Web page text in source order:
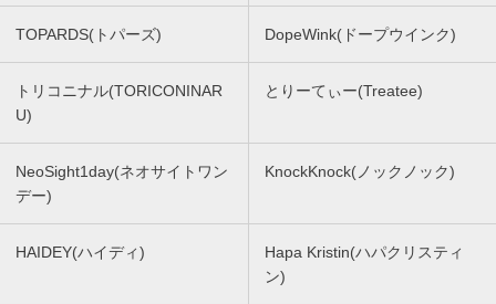
TOPARDS(トパーズ) DopeWink(ドープウインク)
トリコニナル(TORICONINAR
U)
とりーてぃー(Treatee)
NeoSight1day(ネオサイトワン
デー)
KnockKnock(ノックノック)
HAIDEY(ハイディ)
Hapa Kristin(ハパクリスティ
ン)